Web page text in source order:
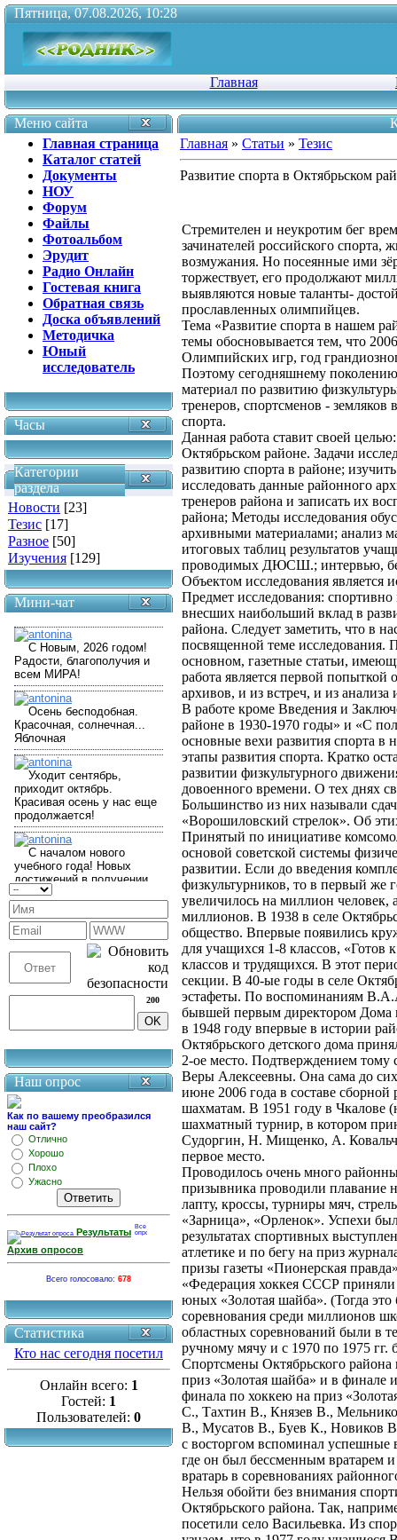
Пятница, 07.08.2026, 10:28
Главная
Меню сайта
Главная страница
Каталог статей
Документы
НОУ
Форум
Файлы
Фотоальбом
Эрудит
Радио Онлайн
Гостевая книга
Обратная связь
Доска объявлений
Методичка
Юный
исследователь
Часы
Категории
раздела
Новости [23]
Тезис [17]
Разное [50]
Изучения [129]
Мини-чат
200
Наш опрос
Как по вашему преобразился
наш сайт?
Отлично
Хорошо
Плохо
Ужасно
Результаты
Архив опросов
Всего голосовало: 678
Статистика
Кто нас сегодня посетил
Онлайн всего: 1
Гостей: 1
Пользователей: 0
Главная » Статьи » Тезис
Развитие спорта в Октябрьском
Стремителен и неукротим бег
зачинателей российского спорта,
возмужания. Но посеянные ими
торжествует, его продолжают
выявляются новые таланты-
прославленных олимпийцев.
Тема «Развитие спорта в нашем
темы обосновывается тем, что
Олимпийских игр, год
Поэтому сегодняшнему
материал по развитию
тренеров, спортсменов - земляков
спорта.
Данная работа ставит своей
Октябрьском районе. Задачи
развитию спорта в районе;
исследовать данные районного
тренеров района и записать их
района; Методы исследования
архивными материалами; анализ
итоговых таблиц результатов
проводимых ДЮСШ.; интервью,
Объектом исследования является
Предмет исследования:
внесших наибольший вклад в
района. Следует заметить, что в
посвященной теме исследования.
основном, газетные статьи,
работа является первой
архивов, и из встреч, и из
В работе кроме Введения и
районе в 1930-1970 годы» и «С
основные вехи развития спорта в
этапы развития спорта. Кратко
развитии физкультурного
довоенного времени. О тех днях
Большинство из них называли
«Ворошиловский стрелок». Об
Принятый по инициативе
основой советской системы
развитии. Если до введения
физкультурников, то в первый же
увеличилось на миллион человек,
миллионов. В 1938 в селе
общество. Впервые появились
для учащихся 1-8 классов,
классов и трудящихся. В этот
секции. В 40-ые годы в селе
эстафеты. По воспоминаниям
бывшей первым директором Дома
в 1948 году впервые в истории
Октябрьского детского дома
2-ое место. Подтверждением тому
Веры Алексеевны. Она сама до
июне 2006 года в составе сборной
шахматам. В 1951 году в Чкалове
шахматный турнир, в котором
Судоргин, Н. Мищенко, А.
первое место.
Проводилось очень много
призывника проводили плавание
лапту, кроссы, турниры мяч,
«Зарница», «Орленок». Успехи
результатах спортивных
атлетике и по бегу на приз
призы газеты «Пионерская
«Федерация хоккея СССР
юных «Золотая шайба». (Тогда
соревнования среди миллионов
областных соревнований были в
ручному мячу и с 1970 по 1975 гг.
Спортсмены Октябрьского
приз «Золотая шайба» и в финале
финала по хоккею на приз
С., Тахтин В., Князев В.,
В., Мусатов В., Буев К., Новиков
с восторгом вспоминал успешные
где он был бессменным вратарем
вратарь в соревнованиях
Нельзя обойти без внимания
Октябрьского района. Так,
посетили село Васильевка. Из